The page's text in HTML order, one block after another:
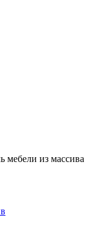
мебели из массива